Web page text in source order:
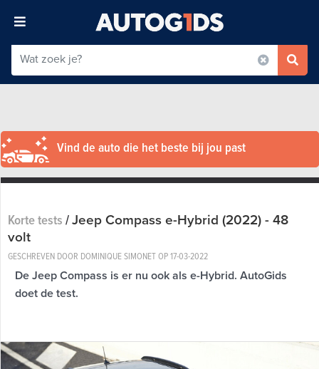
Vind de auto die het beste bij jou past
Korte tests/Jeep Compass e-Hybrid (2022) - 48
volt
GESCHREVEN DOOR DOMINIQUE SIMONET OP17-03-2022
De Jeep Compass is er nu ook als e-Hybrid. AutoGids
doet de test.